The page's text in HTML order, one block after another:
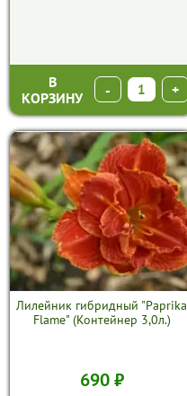
В
КОРЗИНУ
- +
Лилейник гибридный "Paprika
Flame" (Контейнер 3,0л.)
690 ₽